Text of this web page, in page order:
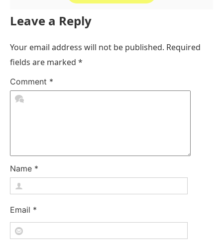
Leave a Reply
Your email address will not be published. Required
fields are marked *
Comment *
Name *
Email *